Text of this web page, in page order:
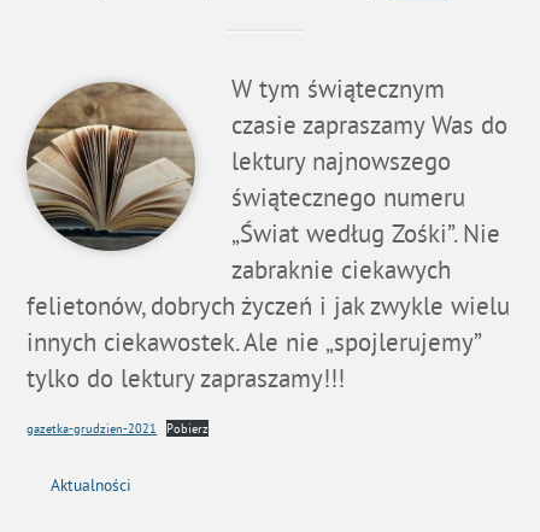
W tym świątecznym
czasie zapraszamy Was do
lektury najnowszego
świątecznego numeru
„Świat według Zośki”. Nie
zabraknie ciekawych
felietonów, dobrych życzeń i jak zwykle wielu
innych ciekawostek. Ale nie „spojlerujemy”
tylko do lektury zapraszamy!!!
gazetka-grudzien-2021 Pobierz
Aktualności